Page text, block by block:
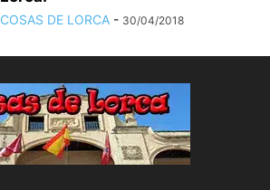
COSAS DE LORCA - 30/04/2018